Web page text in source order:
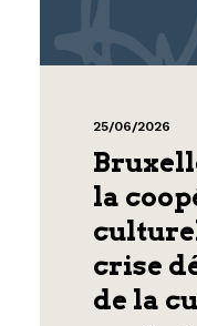
25/06/2026
la
crise
de la